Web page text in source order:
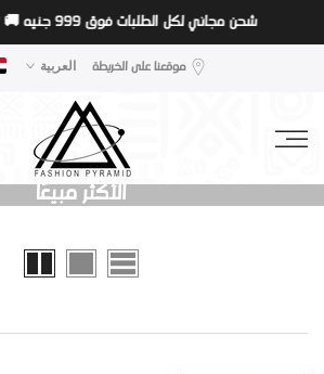
شحن مجاني لكل الطلبات فوق 999 جنيه 🚚
موقعنا على الخريطة العربية
الأكثر مبيعًا